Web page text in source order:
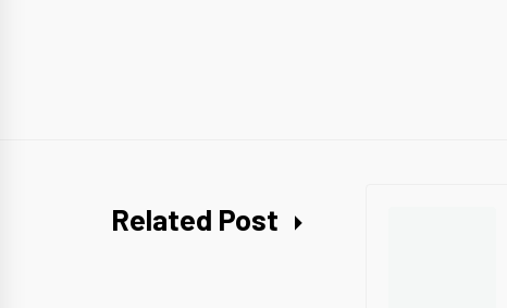
Related Post